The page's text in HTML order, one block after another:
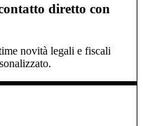
diretto con
novità legali e fiscali